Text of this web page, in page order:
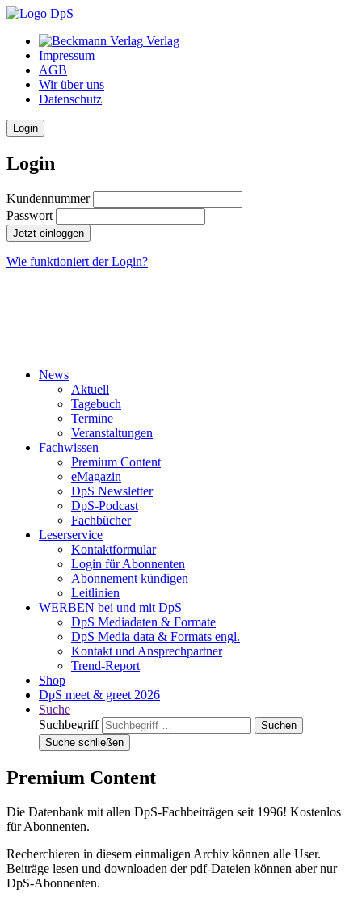
Verlag
Impressum
AGB
Wir über uns
Datenschutz
Login
Login
Kundennummer
Passwort
Jetzt einloggen
Wie funktioniert der Login?
News
Aktuell
Tagebuch
Termine
Veranstaltungen
Fachwissen
Premium Content
eMagazin
DpS Newsletter
DpS-Podcast
Fachbücher
Leserservice
Kontaktformular
Login für Abonnenten
Abonnement kündigen
Leitlinien
WERBEN bei und mit DpS
DpS Mediadaten & Formate
DpS Media data & Formats engl.
Kontakt und Ansprechpartner
Trend-Report
Shop
DpS meet & greet 2026
Suche
Suchbegriff
Suche schließen
Premium Content
Die Datenbank mit allen DpS-Fachbeiträgen seit 1996! Kostenlos
für Abonnenten.
Recherchieren in diesem einmaligen Archiv können alle User.
Beiträge lesen und downloaden der pdf-Dateien können aber nur
DpS-Abonnenten.